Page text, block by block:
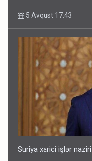
5 Avqust 17:43
Suriya xarici işlər